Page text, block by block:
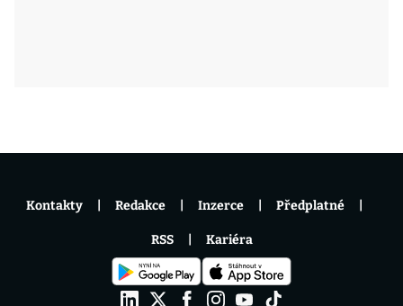
Kontakty Redakce Inzerce Předplatné
RSS Kariéra